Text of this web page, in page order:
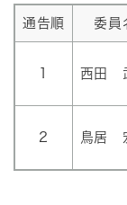
通告順 委員
1 西田
2 鳥居